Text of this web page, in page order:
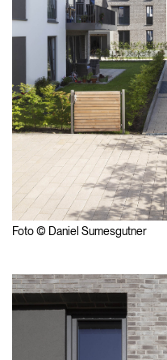
Foto © Daniel Sumesgutner